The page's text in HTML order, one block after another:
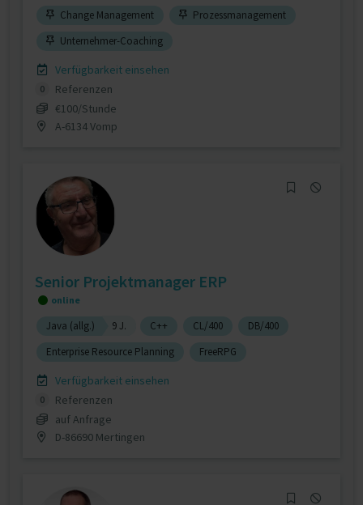
Change Management
Prozessmanagement
Unternehmer-Coaching
Verfügbarkeit einsehen
0
Referenzen
€100/Stunde
A-6134 Vomp
Senior Projektmanager ERP
online
Java (allg.) 9 J. C++ CL/400
DB/400
Enterprise Resource Planning
FreeRPG
Verfügbarkeit einsehen
0
Referenzen
auf Anfrage
D-86690 Mertingen